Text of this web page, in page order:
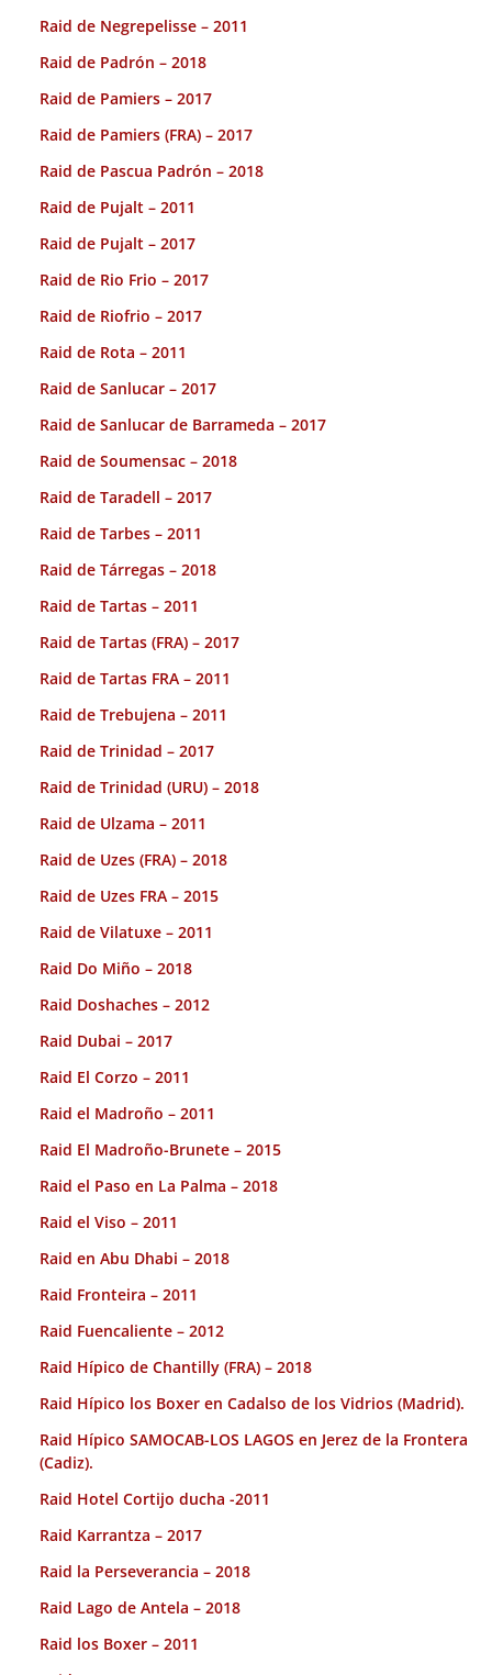
Raid de Negrepelisse – 2011
Raid de Padrón – 2018
Raid de Pamiers – 2017
Raid de Pamiers (FRA) – 2017
Raid de Pascua Padrón – 2018
Raid de Pujalt – 2011
Raid de Pujalt – 2017
Raid de Rio Frio – 2017
Raid de Riofrio – 2017
Raid de Rota – 2011
Raid de Sanlucar – 2017
Raid de Sanlucar de Barrameda – 2017
Raid de Soumensac – 2018
Raid de Taradell – 2017
Raid de Tarbes – 2011
Raid de Tárregas – 2018
Raid de Tartas – 2011
Raid de Tartas (FRA) – 2017
Raid de Tartas FRA – 2011
Raid de Trebujena – 2011
Raid de Trinidad – 2017
Raid de Trinidad (URU) – 2018
Raid de Ulzama – 2011
Raid de Uzes (FRA) – 2018
Raid de Uzes FRA – 2015
Raid de Vilatuxe – 2011
Raid Do Miño – 2018
Raid Doshaches – 2012
Raid Dubai – 2017
Raid El Corzo – 2011
Raid el Madroño – 2011
Raid El Madroño-Brunete – 2015
Raid el Paso en La Palma – 2018
Raid el Viso – 2011
Raid en Abu Dhabi – 2018
Raid Fronteira – 2011
Raid Fuencaliente – 2012
Raid Hípico de Chantilly (FRA) – 2018
Raid Hípico los Boxer en Cadalso de los Vidrios (Madrid).
Raid Hípico SAMOCAB-LOS LAGOS en Jerez de la Frontera
(Cadiz).
Raid Hotel Cortijo ducha -2011
Raid Karrantza – 2017
Raid la Perseverancia – 2018
Raid Lago de Antela – 2018
Raid los Boxer – 2011